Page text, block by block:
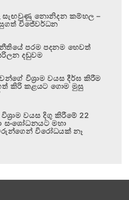
සැඟවුණු නොනිදන කම්හල –
විජේවර්ධන
නීතියේ පරම පදනම හෙවත්
දඬුවම
විශ්‍රාම වයස දීර්ඝ කිරීම
කිරි කළයට ගොම මුසු
වයස දිගු කිරීමේ 22
සංශෝධනයට මහා
විරෝධයක් නෑ